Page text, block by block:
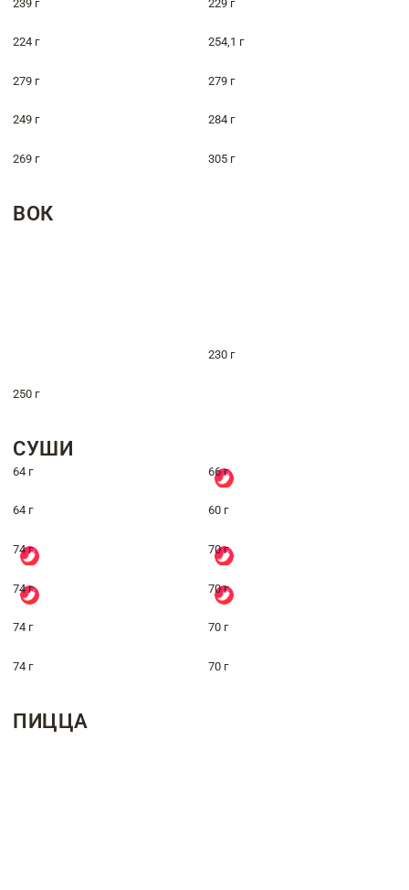
239 г 229 г
224 г 254,1 г
279 г 279 г
249 г 284 г
269 г 305 г
ВОК
230 г
250 г
СУШИ
64 г 66 г
64 г 60 г
74 г 70 г
74 г 70 г
74 г 70 г
74 г 70 г
ПИЦЦА